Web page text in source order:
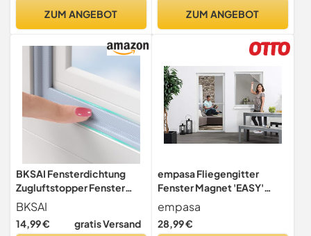
Mückenschutz Fenster mit
Gewebe & Bürstendichtung
ZUM ANGEBOT ZUM ANGEBOT
BKSAI Fensterdichtung
Zugluftstopper Fenster
Dichtungsband von Spalten
2-7,5mm Türdichtung
Selbstklebend Dichtband
BKSAI
14,99 € gratis Versand
empasa Fliegengitter
Fenster Magnet 'EASY'
Magnetfenster
empasa
28,99 €